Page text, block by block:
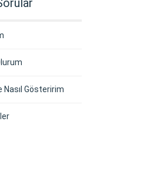
Nasıl Gösteririm